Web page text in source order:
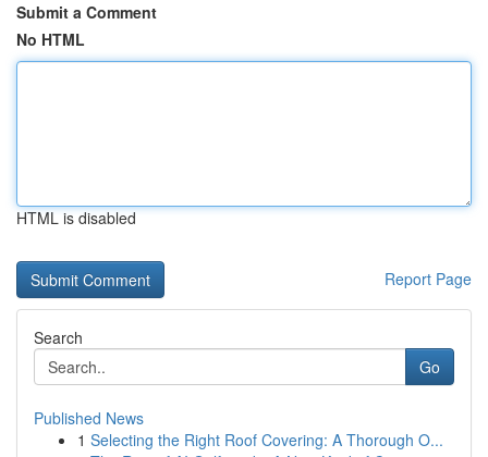
Submit a Comment
No HTML
HTML is disabled
Report Page
Search
Go
Published News
1 Selecting the Right Roof Covering: A Thorough O...